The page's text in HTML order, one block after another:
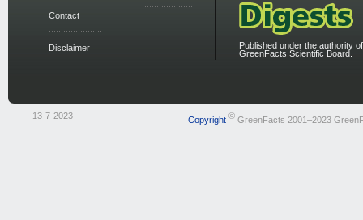
Contact
Disclaimer
Published under the authority
GreenFacts Scientific Board.
13-7-2023 Copyright ©GreenFacts 2001–2023